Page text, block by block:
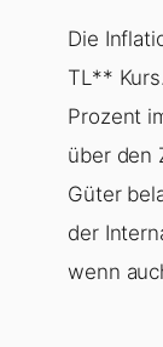
Die
TL**
Prozent
über den
Güter
der
wenn